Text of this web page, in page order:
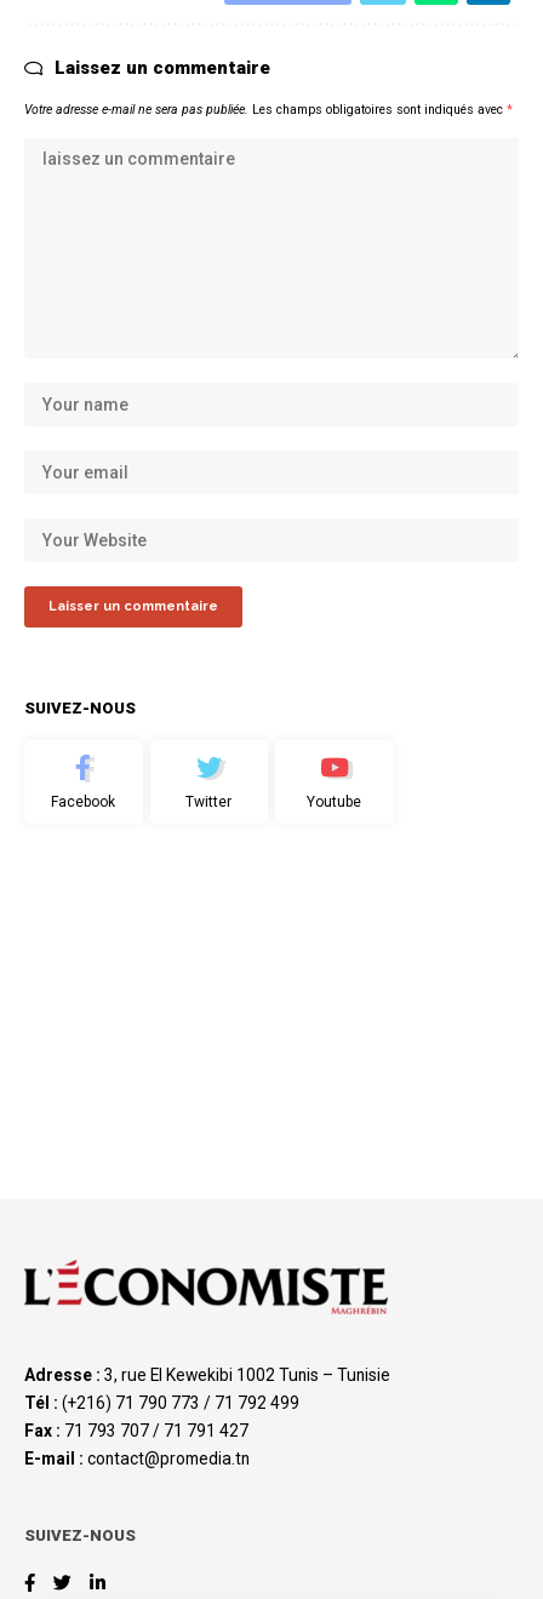
Laissez un commentaire
Votre adresse e-mail ne sera pas publiée. Les champs obligatoires sont indiqués avec *
SUIVEZ-NOUS
Facebook Twitter Youtube
Adresse : 3, rue El Kewekibi 1002 Tunis – Tunisie
Tél : (+216) 71 790 773 / 71 792 499
Fax : 71 793 707 / 71 791 427
E-mail : contact@promedia.tn
SUIVEZ-NOUS